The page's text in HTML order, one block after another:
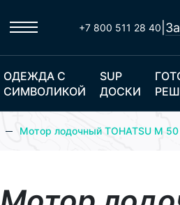
+7 800 511 28 40
ОДЕЖДА С
СИМВОЛИКОЙ
SUP
ДОСКИ
Мотор лодочный TOHATSU M 50